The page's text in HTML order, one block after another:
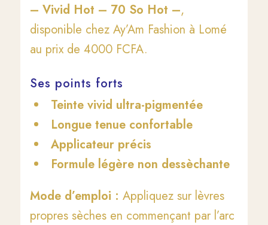
– Vivid Hot – 70 So Hot –,
disponible chez Ay’Am Fashion à Lomé
au prix de 4000 FCFA.
Ses points forts
Teinte vivid ultra-pigmentée
Longue tenue confortable
Applicateur précis
Formule légère non dessèchante
Mode d’emploi : Appliquez sur lèvres
propres sèches en commençant par l’arc